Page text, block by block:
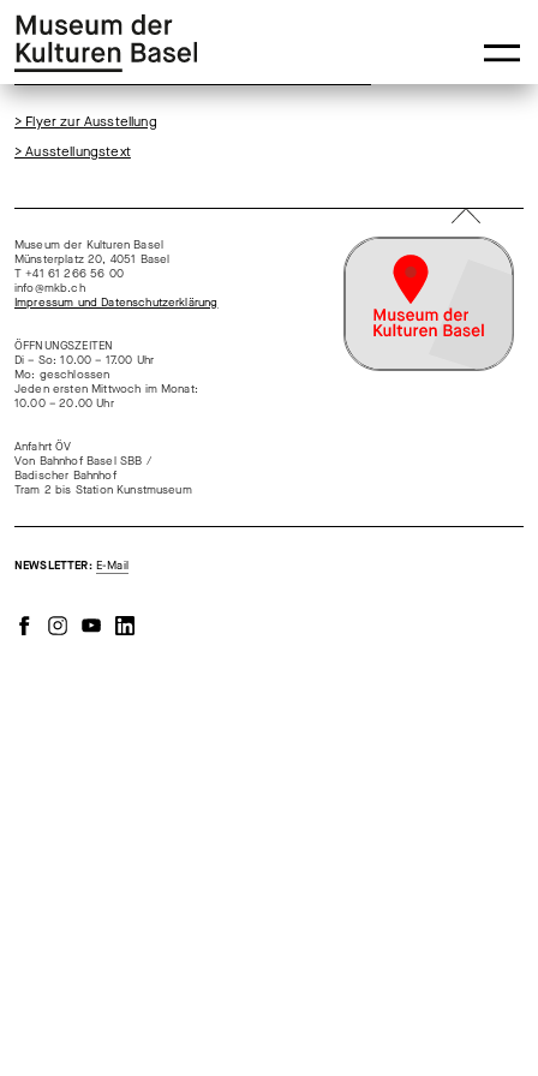
Zur
Hauptnavigation
springen
Zum
Hauptinhalt
springen
> Flyer zur Ausstellung
> Ausstellungstext
Museum der Kulturen Basel
Münsterplatz 20, 4051 Basel
T +41 61 266 56 00
info@mkb.ch
Impressum und Datenschutzerklärung
ÖFFNUNGSZEITEN
Di – So: 10.00 – 17.00 Uhr
Mo: geschlossen
Jeden ersten Mittwoch im Monat:
10.00 – 20.00 Uhr
Anfahrt ÖV
Von Bahnhof Basel SBB /
Badischer Bahnhof
Tram 2 bis Station Kunstmuseum
NEWSLETTER: E-Mail